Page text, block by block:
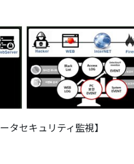
タセキュリティ監視】